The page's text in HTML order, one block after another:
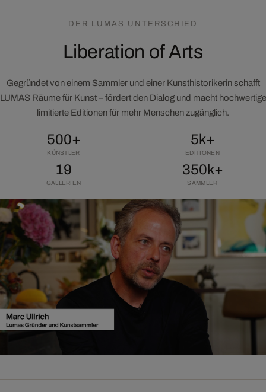
DER LUMAS UNTERSCHIED
Liberation of Arts
Gegründet von einem Sammler und einer Kunsthistorikerin schafft
LUMAS Räume für Kunst – fördert den Dialog und macht hochwertige
limitierte Editionen für mehr Menschen zugänglich.
500+
KÜNSTLER
5k+
EDITIONEN
19
GALLERIEN
350k+
SAMMLER